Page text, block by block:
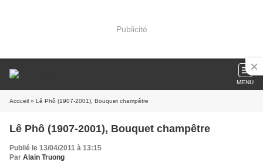
Publicité
MENU
Accueil » Lê Phô (1907-2001), Bouquet champêtre
Lê Phô (1907-2001), Bouquet champêtre
Publié le 13/04/2011 à 13:15
Par Alain Truong